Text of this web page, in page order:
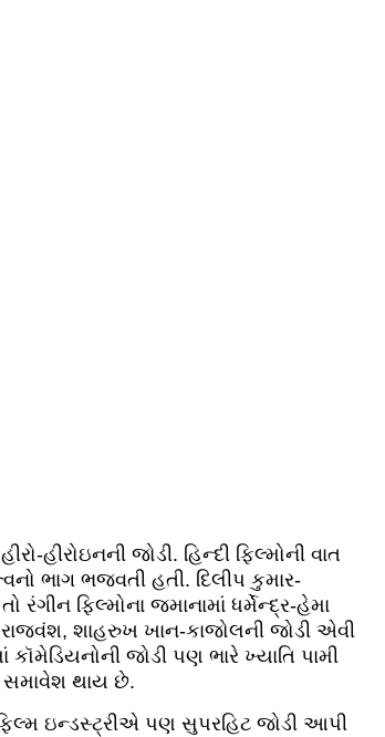
હીરોઇનની જોડી. હિન્દી ફિલ્મોની વાત
ભાગ ભજવતી હતી. દિલીપ કુમાર-
રંગીન ફિલ્મોના જમાનામાં ધર્મેન્દ્ર-હેમા
રાજવંશ, શાહરુખ ખાન-કાજોલની જોડી એવી
કૉમેડિયનોની જોડી પણ ભારે ખ્યાતિ પામી
સમાવેશ થાય છે.
ઇન્ડસ્ટ્રીએ પણ સુપરહિટ જોડી આપી